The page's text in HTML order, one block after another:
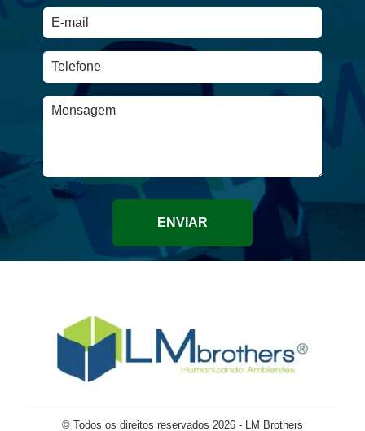
ENVIAR
© Todos os direitos reservados 2026 - LM Brothers